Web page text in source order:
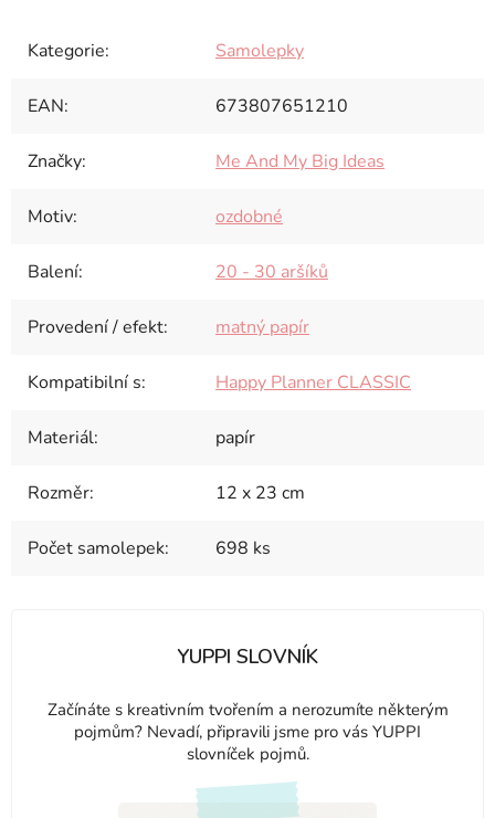
Kategorie: Samolepky
EAN: 673807651210
Značky: Me And My Big Ideas
Motiv: ozdobné
Balení: 20 - 30 aršíků
Provedení / efekt: matný papír
Kompatibilní s: Happy Planner CLASSIC
Materiál: papír
Rozměr: 12 x 23 cm
Počet samolepek: 698 ks
YUPPI SLOVNÍK
Začínáte s kreativním tvořením a nerozumíte některým
pojmům? Nevadí, připravili jsme pro vás YUPPI
slovníček pojmů.